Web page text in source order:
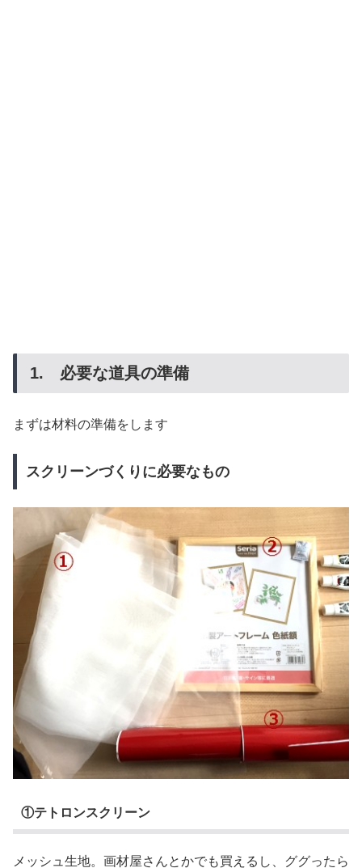
1. 必要な道具の準備
まずは材料の準備をします
スクリーンづくりに必要なもの
①テトロンスクリーン
メッシュ生地。画材屋さんとかでも買えるし、ググったら